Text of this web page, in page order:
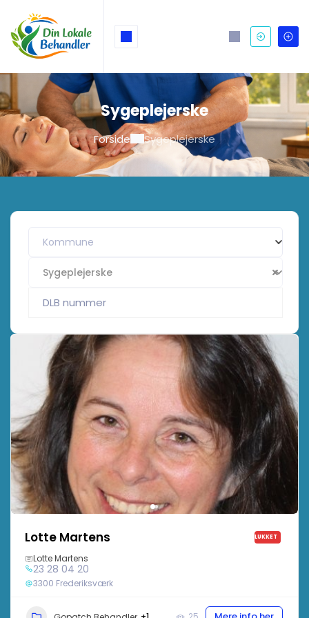
Sygeplejerske
Forside Sygeplejerske
Kommune
Sygeplejerske
Lotte Martens LUKKET
Lotte Martens
23 28 04 20
3300 Frederiksværk